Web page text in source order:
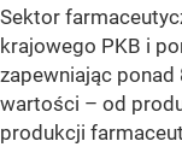
Sektor
krajowego PKB i
zapewniając ponad
wartości – od
produkcji